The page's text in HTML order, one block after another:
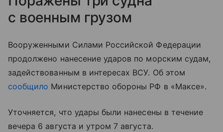
с военным грузом
Вооруженными Силами Российской Федерации
продолжено нанесение ударов по морским судам,
задействованным в интересах ВСУ. Об этом
сообщило Министерство обороны РФ в «Максе».
Уточняется, что удары были нанесены в течение
вечера 6 августа и утром 7 августа.